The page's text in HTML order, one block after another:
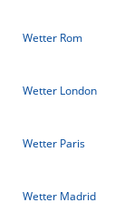
Wetter Rom
Wetter London
Wetter Paris
Wetter Madrid